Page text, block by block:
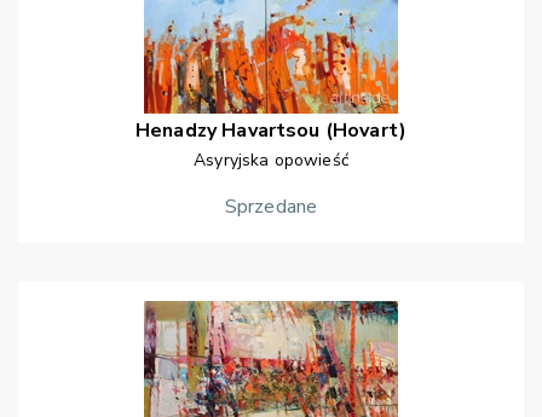
Henadzy Havartsou (Hovart)
Asyryjska opowieść
Sprzedane